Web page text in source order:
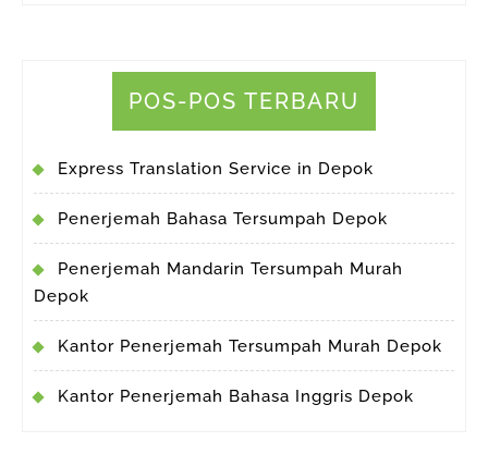
POS-POS TERBARU
Express Translation Service in Depok
Penerjemah Bahasa Tersumpah Depok
Penerjemah Mandarin Tersumpah Murah
Depok
Kantor Penerjemah Tersumpah Murah Depok
Kantor Penerjemah Bahasa Inggris Depok